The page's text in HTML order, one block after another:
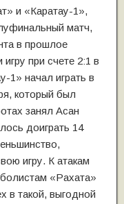
и «Каратау-1»,
матч,
в прошлое
при счете 2:1 в
1» начал играть в
который был
занял Асан
доиграть 14
игру. К атакам
«Рахата»
в такой, выгодной